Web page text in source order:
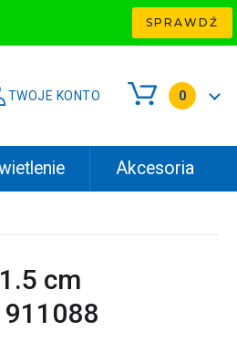
SPRAWDŹ
TWOJE KONTO 0
Akcesoria
cm